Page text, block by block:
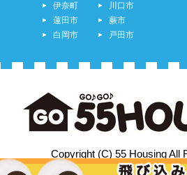
伊奈町
蓮田市
白岡市
川口市
蕨市
戸田市
Copyright (C) 55 Housing All